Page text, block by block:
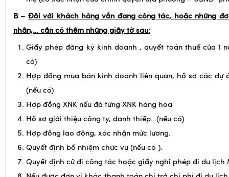
B –
Đối với khách hàng vẫn đang công tác, hoặc những
Giấy phép đăng ký kinh doanh , quyết toán thuế của 1
có)
Hợp đồng mua bán kinh doanh liên quan, hồ sơ các dự
(nếu có)
Hợp đồng XNK nếu đã từng XNK hàng hóa
Hồ sơ giới thiệu công ty, danh thiếp…(nếu có)
Hợp đồng lao động, xác nhận mức lương.
Quyết định bổ nhiệm chức vụ (nếu có ).
Quyết định cử đi công tác hoặc giấy nghỉ phép đi du lịch